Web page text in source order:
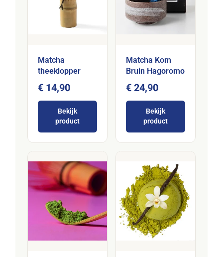
Matcha
theeklopper
€ 14,90
Bekijk
product
Matcha Kom
Bruin Hagoromo
€ 24,90
Bekijk
product